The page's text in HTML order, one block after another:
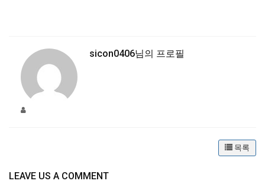
sicon0406님의 프로필
목록
LEAVE US A COMMENT